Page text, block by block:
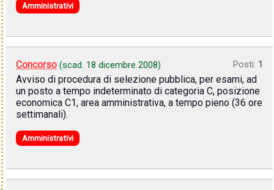
Amministrativi
Concorso (scad. 18 dicembre 2008) Posti: 1
Avviso di procedura di selezione pubblica, per esami, ad
un posto a tempo indeterminato di categoria C, posizione
economica C1, area amministrativa, a tempo pieno (36 ore
settimanali).
Amministrativi